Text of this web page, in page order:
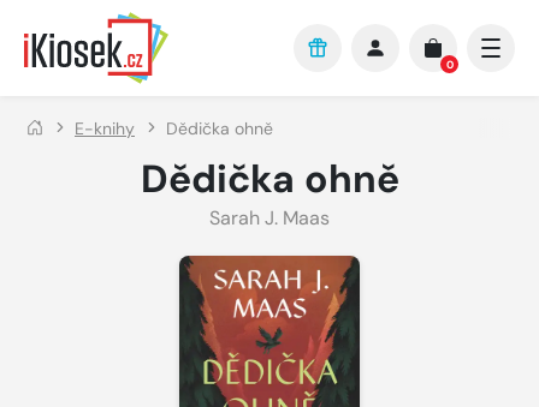
Přejít na hlavní obsah
0
E-knihy Dědička ohně
Dědička ohně
Sarah J. Maas